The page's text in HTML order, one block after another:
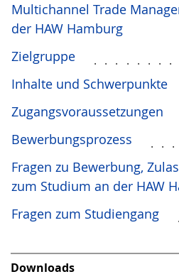
Multichannel Trade
der HAW Hamburg
Zielgruppe
Inhalte und Schwerpunkte
Zugangsvoraussetzungen
Bewerbungsprozess
Fragen zu Bewerbung,
zum Studium an der HAW
Fragen zum Studiengang
Downloads